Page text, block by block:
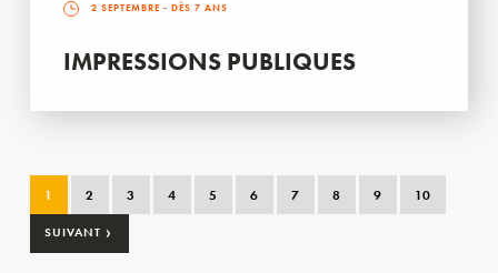
2 SEPTEMBRE - DÈS 7 ANS
IMPRESSIONS PUBLIQUES
1 2 3 4 5 6 7 8 9 10
SUIVANT ›